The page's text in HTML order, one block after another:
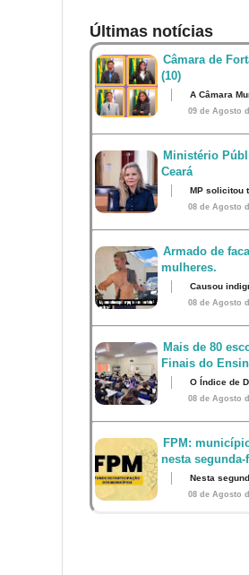
Últimas notícias
Câmara de
(10)
A Câmara
09 de Agosto
Ministério
Ceará
MP solicitou
08 de Agosto
Armado de
mulheres.
Causou
08 de Agosto
Mais de 80
Finais do
O Índice de
08 de Agosto
FPM:
nesta segunda-
Nesta
08 de Agosto